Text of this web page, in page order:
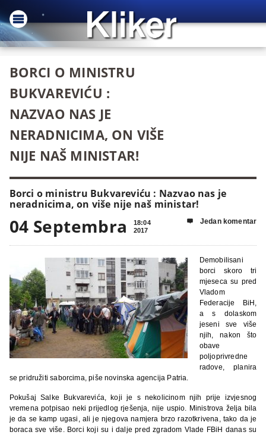
BORCI O MINISTRU
BUKVAREVIĆU :
NAZVAO NAS JE
NERADNICIMA, ON VIŠE
NIJE NAŠ MINISTAR!
Borci o ministru Bukvareviću : Nazvao nas je
neradnicima, on više nije naš ministar!
04 Septembra
18:04
2017
 Jedan komentar
Demobilisani
borci skoro tri
mjeseca su pred
Vladom
Federacije BiH,
a s dolaskom
jeseni sve više
njih, nakon što
obave
poljoprivredne
radove, planira
se pridružiti saborcima, piše novinska agencija Patria.
Pokušaj Salke Bukvarevića, koji je s nekolicinom njih prije izvjesnog
vremena potpisao neki prijedlog rješenja, nije uspio. Ministrova želja bila
je da se kamp ugasi, ali je njegova namjera brzo razotkrivena, tako da je
boraca sve više. Borci koji su i dalje pred zgradom Vlade FBiH danas su